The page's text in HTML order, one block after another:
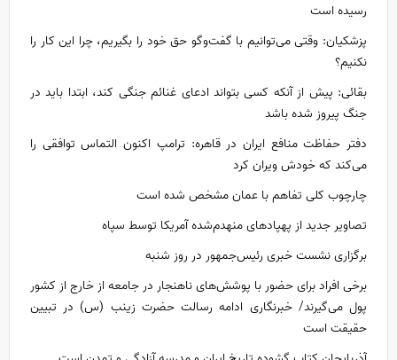
رسیده است
پزشکیان: وقتی می‌توانیم با گفت‌و‌گو حق خود را بگیریم، چرا این کار را
نکنیم؟
بقائی: پیش از آنکه کسی بتواند ادعای غنائم جنگی کند، ابتدا باید در
جنگ پیروز شده باشد
دفتر حفاظت منافع ایران در قاهره: ترامپ اکنون التماس توافقی را
می‌کند که خودش ویران کرد
چارچوب کلی تفاهم با عمان مشخص شده است
تصاویر جدید از پهپادهای منهدم‌شده آمریکا توسط سپاه
برگزاری نشست خبری رئیس‌جمهور در روز شنبه
برخی افراد برای حضور با پوشش‌های ناهنجار در جامعه از خارج از کشور
پول می‌گیرند/ خبرنگاری ادامه رسالت حضرت زینب (س) در تبیین
حقیقت است